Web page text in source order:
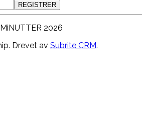
REGISTRER
2026
Drevet av Subrite CRM.